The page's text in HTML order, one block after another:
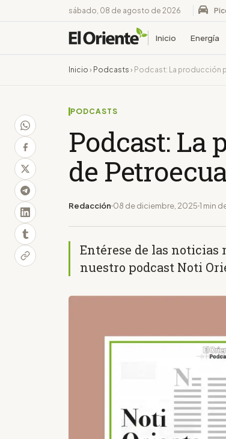
sábado, 08 de agosto de 2026
Inicio Energía
Inicio › Podcasts › Podcast: La producción
PODCASTS
Podcast: La
de
Redacción 08 de diciembre, 2025 1 min
Entérese de las noticias
nuestro podcast Noti